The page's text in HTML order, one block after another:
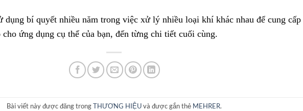
dụng bí quyết nhiều năm trong việc xử lý nhiều loại khí khác nhau để cung cấp
ứng dụng cụ thể của bạn, đến từng chi tiết cuối cùng.
Bài viết này được đăng trongTHƯƠNG HIỆUvà được gắn thẻ MEHRER.